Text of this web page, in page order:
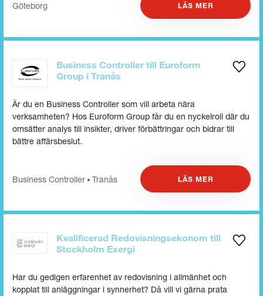
Göteborg LÄS MER
Business Controller till Euroform
Group i Tranås
Är du en Business Controller som vill arbeta nära
verksamheten? Hos Euroform Group får du en nyckelroll där du
omsätter analys till insikter, driver förbättringar och bidrar till
bättre affärsbeslut.
Business Controller • Tranås LÄS MER
Kvalificerad Redovisningsekonom till
Stockholm Exergi
Har du gedigen erfarenhet av redovisning i allmänhet och
kopplat till anläggningar i synnerhet? Då vill vi gärna prata